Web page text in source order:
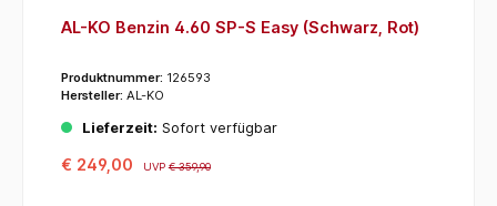
AL-KO Benzin 4.60 SP-S Easy (Schwarz, Rot)
Produktnummer: 126593
Hersteller: AL-KO
Lieferzeit: Sofort verfügbar
€ 249,00 UVP€ 359,90